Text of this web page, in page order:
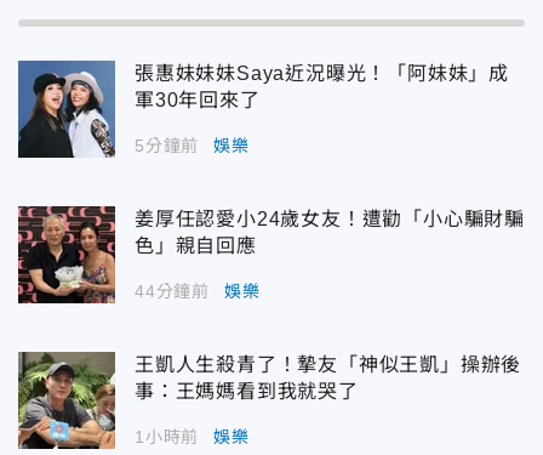
張惠妹妹妹Saya近況曝光！「阿妹妹」成
軍30年回來了
5分鐘前 娛樂
姜厚任認愛小24歲女友！遭勸「小心騙財騙
色」親自回應
44分鐘前 娛樂
王凱人生殺青了！摯友「神似王凱」操辦後
事：王媽媽看到我就哭了
1小時前 娛樂